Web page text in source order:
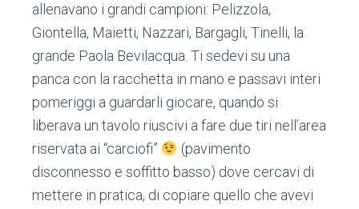
allenavano i grandi campioni: Pelizzola,
Giontella, Maietti, Nazzari, Bargagli, Tinelli, la
grande Paola Bevilacqua. Ti sedevi su una
panca con la racchetta in mano e passavi interi
pomeriggi a guardarli giocare, quando si
liberava un tavolo riuscivi a fare due tiri nell’area
riservata ai “carciofi”
(pavimento
disconnesso e soffitto basso) dove cercavi di
mettere in pratica, di copiare quello che avevi